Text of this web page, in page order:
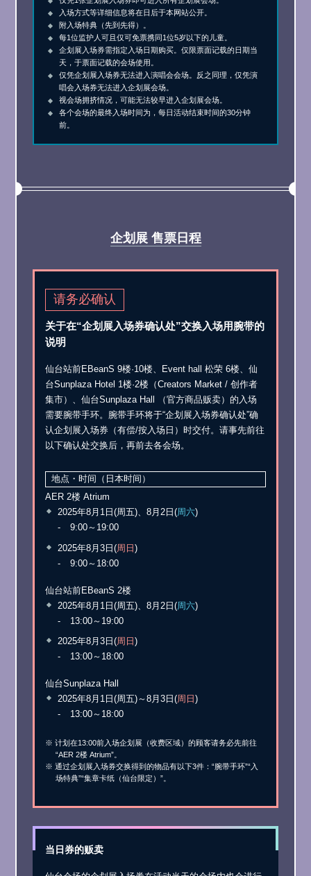
入场方式等详细信息将在日后于本网站公开。
附入场特典（先到先得）。
每1位监护人可且仅可免票携同1位5岁以下的儿童。
企划展入场券需指定入场日期购买。仅限票面记载的日期当
天，于票面记载的会场使用。
仅凭企划展入场券无法进入演唱会会场。反之同理，仅凭演
唱会入场券无法进入企划展会场。
视会场拥挤情况，可能无法较早进入企划展会场。
各个会场的最终入场时间为，每日活动结束时间的30分钟
前。
企划展 售票日程
请务必确认
关于在“企划展入场券确认处”交换入场用腕带的
说明
仙台站前EBeanS 9楼·10楼、Event hall 松荣 6楼、仙
台Sunplaza Hotel 1楼·2楼（Creators Market / 创作者
集市）、仙台Sunplaza Hall （官方商品贩卖）的入场
需要腕带手环。腕带手环将于“企划展入场券确认处”确
认企划展入场券（有偿/按入场日）时交付。请事先前往
以下确认处交换后，再前去各会场。
地点・时间（日本时间）
AER 2楼 Atrium
2025年8月1日(周五)、8月2日(周六)
9:00～19:00
2025年8月3日(周日)
9:00～18:00
仙台站前EBeanS 2楼
2025年8月1日(周五)、8月2日(周六)
13:00～19:00
2025年8月3日(周日)
13:00～18:00
仙台Sunplaza Hall
2025年8月1日(周五)～8月3日(周日)
13:00～18:00
※ 计划在13:00前入场企划展（收费区域）的顾客请务必先前往
“AER 2楼 Atrium”。
※ 通过企划展入场券交换得到的物品有以下3件：“腕带手环”“入
场特典”“集章卡纸（仙台限定）”。
当日券的贩卖